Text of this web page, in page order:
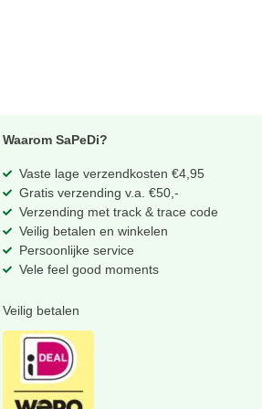
Waarom SaPeDi?
Vaste lage verzendkosten €4,95
Gratis verzending v.a. €50,-
Verzending met track & trace code
Veilig betalen en winkelen
Persoonlijke service
Vele feel good moments
Veilig betalen